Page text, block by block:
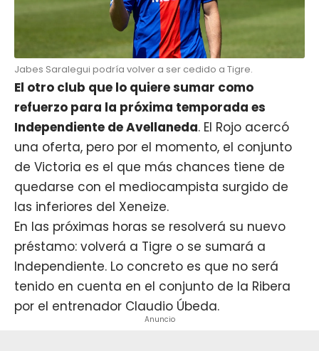
Jabes Saralegui podría volver a ser cedido a Tigre.
El otro club que lo quiere sumar como
refuerzo para la próxima temporada es
Independiente de Avellaneda. El Rojo acercó
una oferta, pero por el momento, el conjunto
de Victoria es el que más chances tiene de
quedarse con el mediocampista surgido de
las inferiores del Xeneize.
En las próximas horas se resolverá su nuevo
préstamo: volverá a Tigre o se sumará a
Independiente. Lo concreto es que no será
tenido en cuenta en el conjunto de la Ribera
por el entrenador Claudio Úbeda.
Anuncio